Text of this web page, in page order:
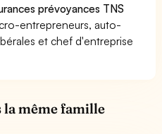
prévoyances TNS
entrepreneurs, auto-
et chef d'entreprise
la même famille